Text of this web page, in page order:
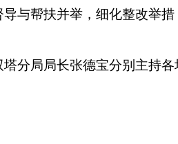
帮扶并举，细化整改举措
局局长张德宝分别主持各